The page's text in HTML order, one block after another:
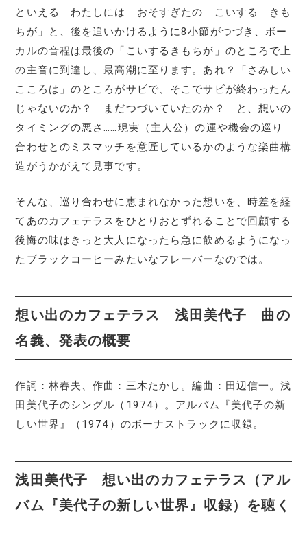
といえる わたしには おそすぎたの こいする きも
ちが」と、後を追いかけるように8小節がつづき、ボー
カルの音程は最後の「こいするきもちが」のところで上
の主音に到達し、最高潮に至ります。あれ？「さみしい
こころは」のところがサビで、そこでサビが終わったん
じゃないのか？ まだつづいていたのか？ と、想いの
タイミングの悪さ……現実（主人公）の運や機会の巡り
合わせとのミスマッチを意匠しているかのような楽曲構
造がうかがえて見事です。
そんな、巡り合わせに恵まれなかった想いを、時差を経
てあのカフェテラスをひとりおとずれることで回顧する
後悔の味はきっと大人になったら急に飲めるようになっ
たブラックコーヒーみたいなフレーバーなのでは。
想い出のカフェテラス 浅田美代子 曲の
名義、発表の概要
作詞：林春夫、作曲：三木たかし。編曲：田辺信一。浅
田美代子のシングル（1974）。アルバム『美代子の新
しい世界』（1974）のボーナストラックに収録。
浅田美代子 想い出のカフェテラス（アル
バム『美代子の新しい世界』収録）を聴く